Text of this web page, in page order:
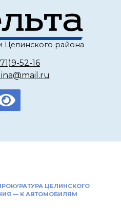
Целинского района
52-16
ЦЕЛИНСКОГО
— К АВТОМОБИЛЯМ